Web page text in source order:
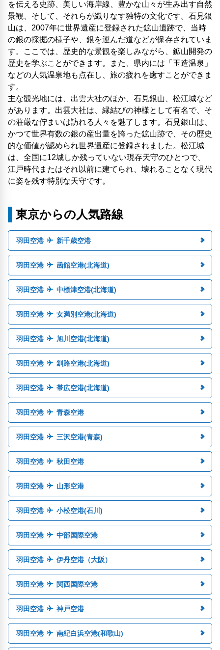
を伝える史跡、美しい海岸線、豊かな山々が生み出す自然
景観、そして、それらが織りなす独特の文化です。石見銀
山は、2007年に世界遺産に登録された鉱山遺跡で、当時
の銀の採掘の様子や、銀を運んだ道などが保存されていま
す。ここでは、歴史的な景観を楽しみながら、鉱山開発の
歴史を学ぶことができます。また、県内には「玉造温泉」
などの人気温泉地も点在し、旅の疲れを癒すことができま
す。
主な観光地には、出雲大社のほか、石見銀山、松江城など
があります。出雲大社は、縁結びの神様として有名で、そ
の荘厳な佇まいは訪れる人々を魅了します。石見銀山は、
かつて世界有数の銀の産出量を誇った鉱山跡で、その歴史
的な価値が認められ世界遺産に登録されました。松江城
は、全国に12城しか残っていない現存天守のひとつで、
江戸時代またはそれ以前に建てられ、壊れることなく現代
に姿を残す特別な天守です。
東京からの人気路線
羽田空港 新千歳空港
羽田空港 函館空港(北海道)
羽田空港 中標津空港(北海道)
羽田空港 女満別空港(北海道)
羽田空港 旭川空港(北海道)
羽田空港 釧路空港(北海道)
羽田空港 帯広空港(北海道)
羽田空港 青森空港
羽田空港 三沢空港(青森)
羽田空港 秋田空港
羽田空港 山形空港
羽田空港 小松空港(石川)
羽田空港 中部国際空港
羽田空港 伊丹空港（大阪）
羽田空港 関西国際空港
羽田空港 神戸空港
羽田空港 南紀白浜空港(和歌山)